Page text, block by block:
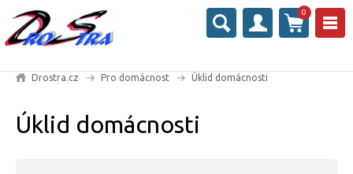
0
Drostra.cz Pro domácnost Úklid domácnosti
Úklid domácnosti